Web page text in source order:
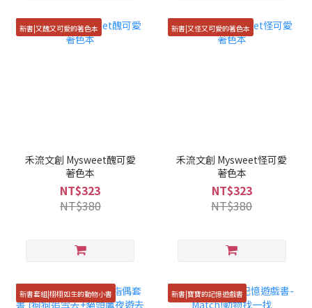
新書|又醜又可愛的著色本
禾流文創 Mysweet醜可愛
著色本
NT$323
NT$380
新書|又怪又可愛的著色本
禾流文創 Mysweet怪可愛
著色本
NT$323
NT$380
新書套組|栩栩如生的動物小書 新書|寶寶的記憶遊戲書